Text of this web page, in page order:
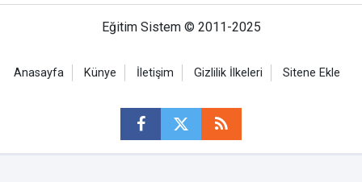
Eğitim Sistem © 2011-2025
Anasayfa Künye İletişim Gizlilik İlkeleri Sitene Ekle